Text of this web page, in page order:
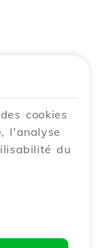
cookies
l'analyse
du